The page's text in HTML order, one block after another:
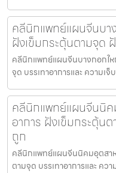
คลีนิกแพทย์แผนจีนบา
ฝังเข็มกระตุ้นตามจุด
คลีนิกแพทย์แผนจีนบางกอกใ
จุด บรรเทาอาการและ ความ
คลีนิกแพทย์แผนจีนนิค
อาการ ฝังเข็มกระตุ้น
ถูก
คลีนิกแพทย์แผนจีนนิคมอุตสา
ตามจุด บรรเทาอาการและ ค